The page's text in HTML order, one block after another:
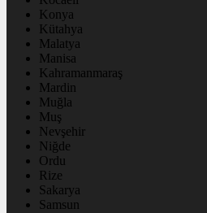
Konya
Kütahya
Malatya
Manisa
Kahramanmaraş
Mardin
Muğla
Muş
Nevşehir
Niğde
Ordu
Rize
Sakarya
Samsun